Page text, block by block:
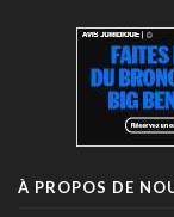
À PROPOS DE